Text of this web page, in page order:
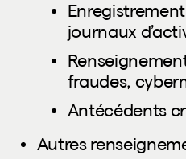
journaux
fraudes,
Antécédents
Autres